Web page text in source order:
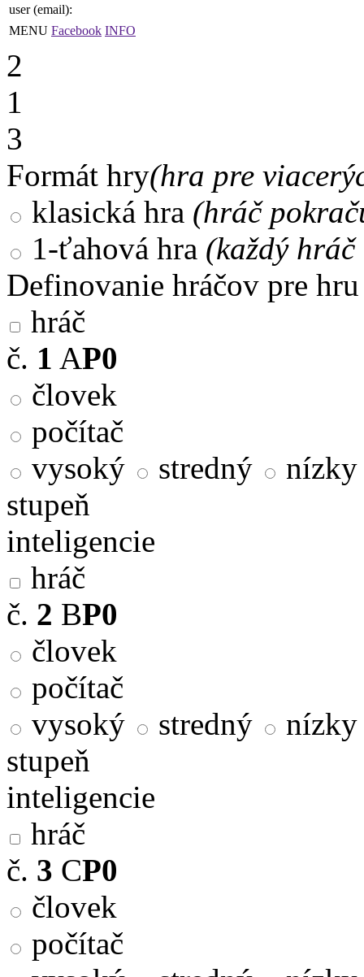
user (email):
MENU Facebook INFO
2
1
3
Formát hry(hra pre
klasická hra (hráč
1-ťahová hra (každý
Definovanie hráčov pre hru
hráč
č. 1 AP0
človek
počítač
vysoký
stredný
nízky
stupeň
inteligencie
hráč
č. 2 BP0
človek
počítač
vysoký
stredný
nízky
stupeň
inteligencie
hráč
č. 3 CP0
človek
počítač